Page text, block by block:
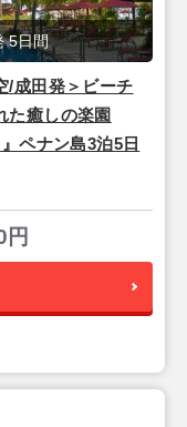
/成田発＞ビーチ
た癒しの楽園
ペナン島3泊5日
5日間
円